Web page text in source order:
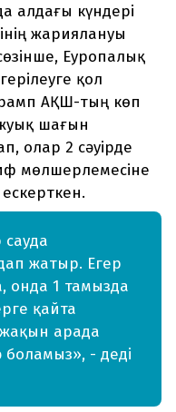
алдағы күндері
жариялануы
Еуропалық
қол
АҚШ-тың көп
шағын
олар 2 сәуірде
мөлшерлемесіне
жатыр. Егер
онда 1 тамызда
қайта
арада
боламыз», - деді